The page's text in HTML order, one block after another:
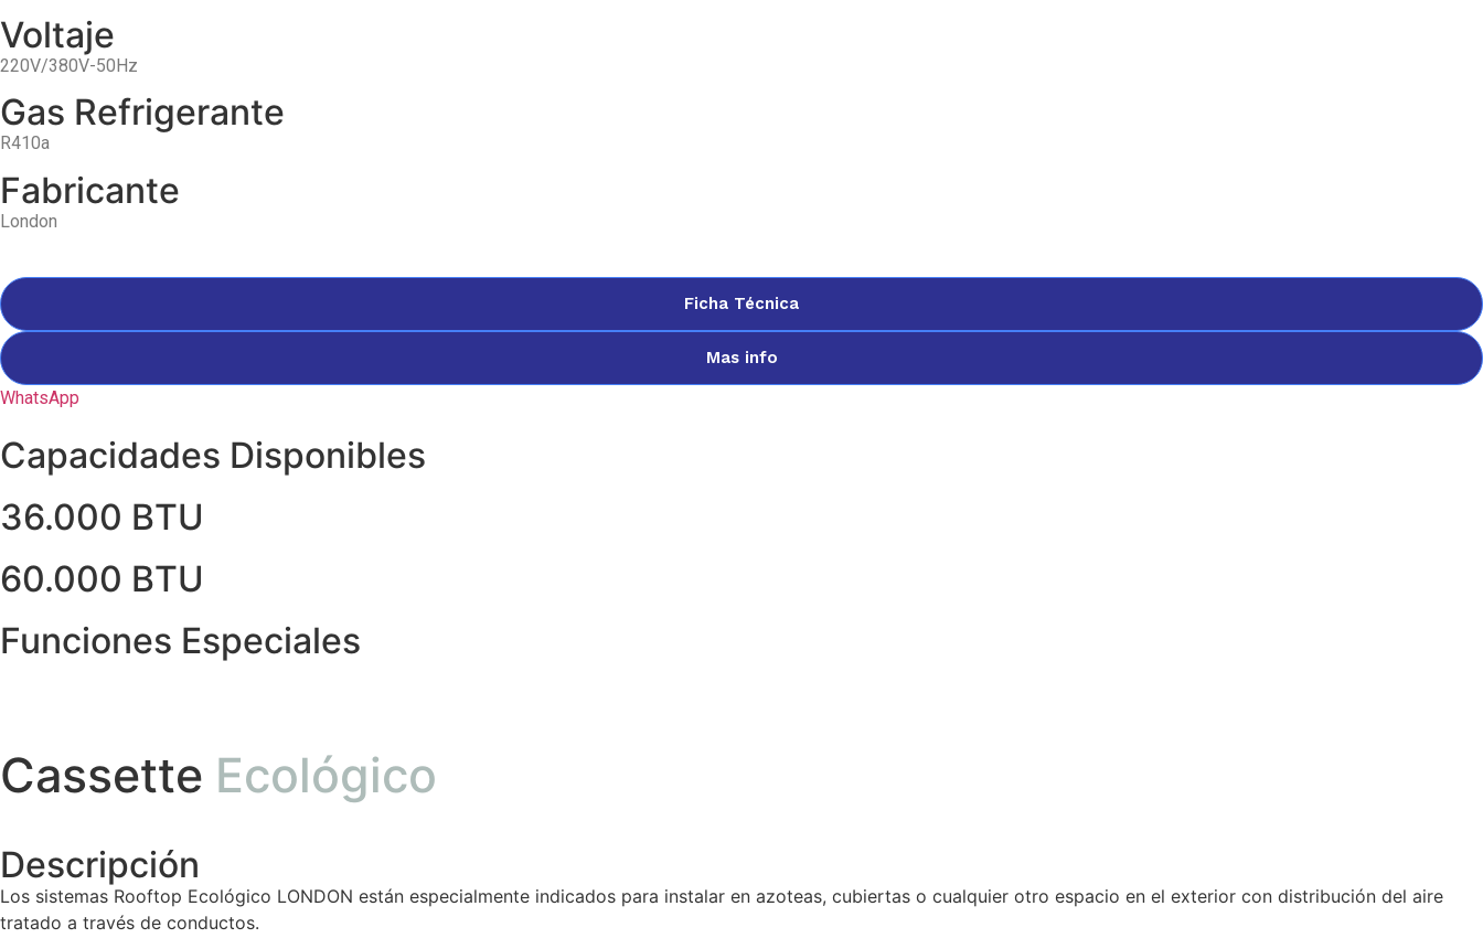
Voltaje
220V/380V-50Hz
Gas Refrigerante
R410a
Fabricante
London
Ficha Técnica
Mas info
WhatsApp
Capacidades Disponibles
36.000 BTU
60.000 BTU
Funciones Especiales
Cassette Ecológico
Descripción
Los sistemas Rooftop Ecológico LONDON están especialmente indicados para instalar en azoteas, cubiertas o cualquier otro espacio en el exterior con distribución del aire
tratado a través de conductos.